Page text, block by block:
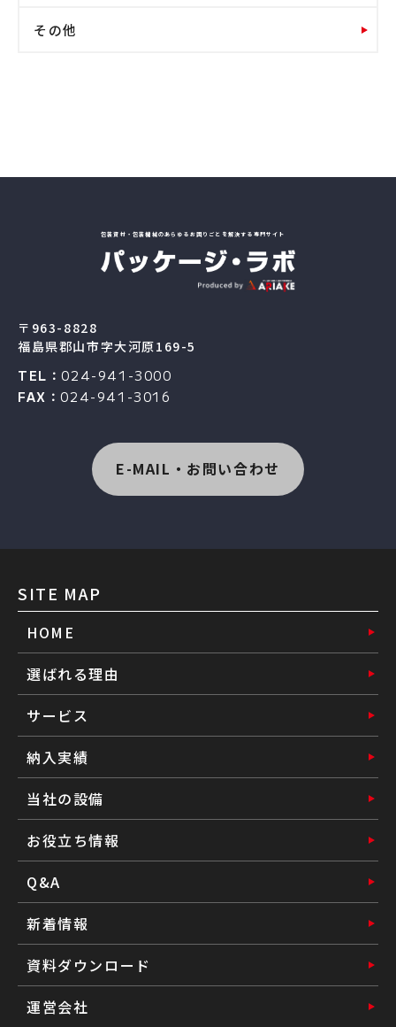
その他
包装資材・包装機械のあらゆるお困りごとを解決する専門サイト
〒963-8828
福島県郡山市字大河原169-5
TEL：024-941-3000
FAX：024-941-3016
E-MAIL・お問い合わせ
SITE MAP
HOME
選ばれる理由
サービス
納入実績
当社の設備
お役立ち情報
Q&A
新着情報
資料ダウンロード
運営会社